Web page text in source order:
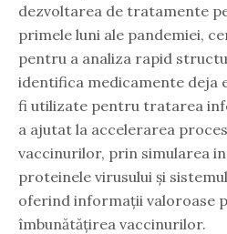
dezvoltarea de tratamente
primele luni ale pandemiei,
pentru a analiza rapid
identifica medicamente deja
fi utilizate pentru tratarea
a ajutat la accelerarea
vaccinurilor, prin simularea
proteinele virusului și
oferind informații valoroase
îmbunătățirea vaccinurilor.